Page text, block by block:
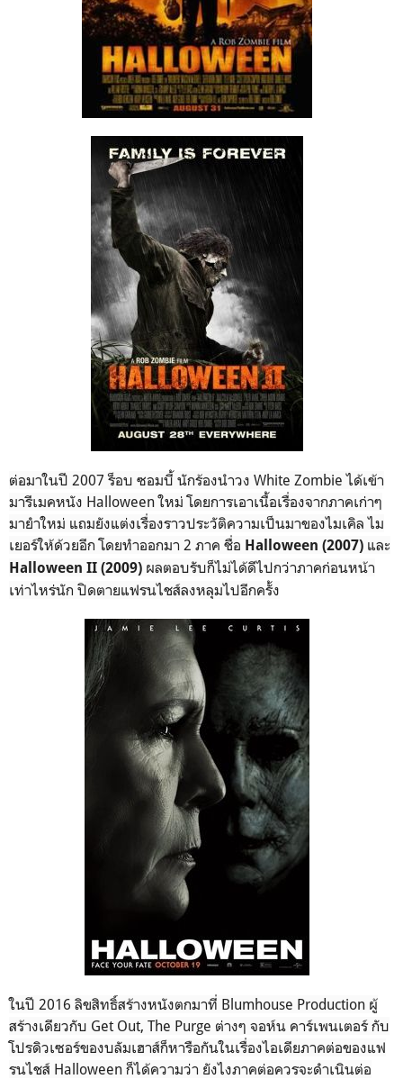
ต่อมาในปี 2007 ร็อบ ซอมบี้ นักร้องนำวง White Zombie ได้เข้า
มารีเมคหนัง Halloween ใหม่ โดยการเอาเนื้อเรื่องจากภาคเก่าๆ
มายำใหม่ แถมยังแต่งเรื่องราวประวัติความเป็นมาของไมเคิล ไม
เยอร์ให้ด้วยอีก โดยทำออกมา 2 ภาค ชื่อ Halloween (2007) และ
Halloween II (2009) ผลตอบรับก็ไม่ได้ดีไปกว่าภาคก่อนหน้า
เท่าไหร่นัก ปิดตายแฟรนไชส์ลงหลุมไปอีกครั้ง
ในปี 2016 ลิขสิทธิ์สร้างหนังตกมาที่ Blumhouse Production ผู้
สร้างเดียวกับ Get Out, The Purge ต่างๆ จอห์น คาร์เพนเตอร์ กับ
โปรดิวเซอร์ของบลัมเฮาส์ก็หารือกันในเรื่องไอเดียภาคต่อของแฟ
รนไชส์ Halloween ก็ได้ความว่า ยังไงภาคต่อควรจะดำเนินต่อ